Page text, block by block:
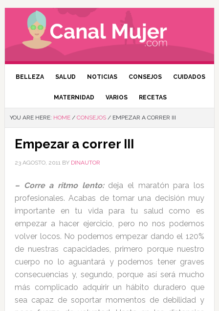
BELLEZA SALUD NOTICIAS CONSEJOS CUIDADOS
MATERNIDAD VARIOS RECETAS
YOU ARE HERE: HOME / CONSEJOS /EMPEZAR A CORRER III
Empezar a correr III
23 AGOSTO, 2011BY DINAUTOR
– Corre a ritmo lento:deja el maratón para los
profesionales. Acabas de tomar una decisión muy
importante en tu vida para tu salud como es
empezar a hacer ejercicio, pero no nos podemos
volver locos. No podemos empezar dando el 120%
de nuestras capacidades, primero porque nuestro
cuerpo no lo aguantará y podemos tener graves
consecuencias y, segundo, porque así será mucho
más complicado adquirir un hábito duradero que
sea capaz de soportar momentos de debilidad y